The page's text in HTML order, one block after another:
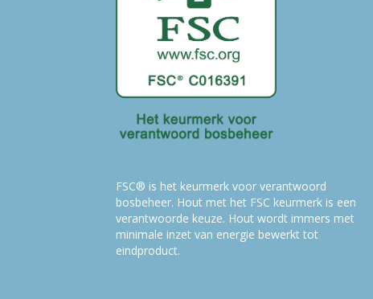
FSC® is het keurmerk voor verantwoord
bosbeheer. Hout met het FSC keurmerk is een
verantwoorde keuze. Hout wordt immers met
minimale inzet van energie bewerkt tot
eindproduct.